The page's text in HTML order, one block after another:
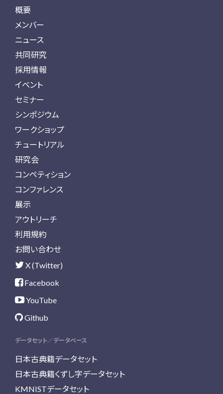
概要
メンバー
ニュース
共同研究
採用情報
イベント
セミナー
シンポジウム
ワークショップ
チュートリアル
研究会
コンペティション
コンファレンス
展示
アウトリーチ
利用規約
お問い合わせ
X (Twitter)
Facebook
YouTube
Github
データセット／データベース
日本古典籍データセット
日本古典籍くずし字データセット
KMNISTデータセット